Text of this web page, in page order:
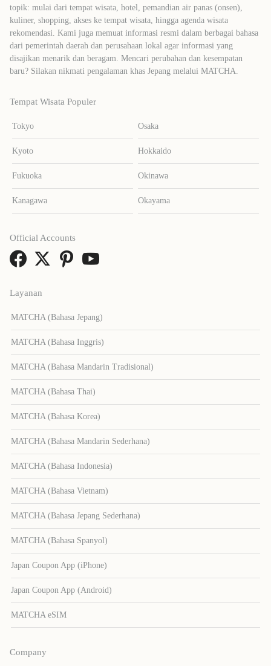
topik: mulai dari tempat wisata, hotel, pemandian air panas (onsen),
kuliner, shopping, akses ke tempat wisata, hingga agenda wisata
rekomendasi. Kami juga memuat informasi resmi dalam berbagai bahasa
dari pemerintah daerah dan perusahaan lokal agar informasi yang
disajikan menarik dan beragam. Mencari perubahan dan kesempatan
baru? Silakan nikmati pengalaman khas Jepang melalui MATCHA.
Tempat Wisata Populer
Tokyo Osaka
Kyoto Hokkaido
Fukuoka Okinawa
Kanagawa Okayama
Layanan
MATCHA (Bahasa Jepang)
MATCHA (Bahasa Inggris)
MATCHA (Bahasa Mandarin Tradisional)
MATCHA (Bahasa Thai)
MATCHA (Bahasa Korea)
MATCHA (Bahasa Mandarin Sederhana)
MATCHA (Bahasa Indonesia)
MATCHA (Bahasa Vietnam)
MATCHA (Bahasa Jepang Sederhana)
MATCHA (Bahasa Spanyol)
Japan Coupon App (iPhone)
Japan Coupon App (Android)
MATCHA eSIM
Company
Official Accounts